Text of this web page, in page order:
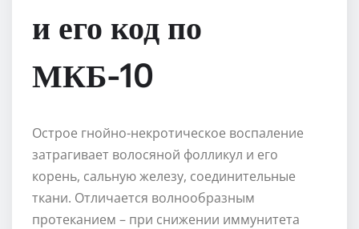
и его код по
МКБ-10
Острое гнойно-некротическое воспаление
затрагивает волосяной фолликул и его
корень, сальную железу, соединительные
ткани. Отличается волнообразным
протеканием – при снижении иммунитета